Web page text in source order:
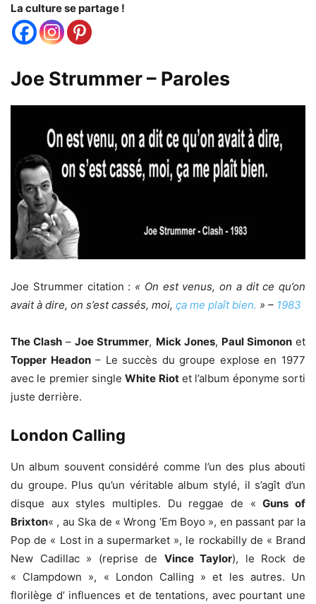
La culture se partage !
Joe Strummer – Paroles
Joe Strummer citation : « On est venus, on a dit ce qu’on
avait à dire, on s’est cassés, moi, ça me plaît bien. » – 1983
The Clash –Joe Strummer, Mick Jones, Paul Simononet
Topper Headon– Le succès du groupe explose en 1977
avec le premier singleWhite Riotet l’album éponyme sorti
juste derrière.
London Calling
Un album souvent considéré comme l’un des plus abouti
du groupe. Plus qu’un véritable album stylé, il s’agît d’un
disque aux styles multiples. Du reggae de «Guns of
Brixton« , au Ska de « Wrong ‘Em Boyo », en passant par la
Pop de « Lost in a supermarket », le rockabilly de « Brand
New Cadillac » (reprise de Vince Taylor), le Rock de
« Clampdown », « London Calling » et les autres. Un
florilège d’ influences et de tentations, avec pourtant une